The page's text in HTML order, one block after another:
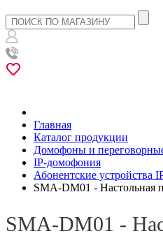
Главная
Каталог продукции
Домофоны и
IP-домофония
Абонентские устройства
SMA-DM01 - Настольная
SMA-DM01 -